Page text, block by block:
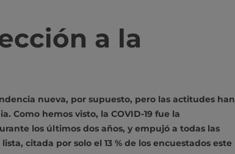
a la
nueva, por supuesto, pero las actitudes han
Como hemos visto, la COVID-19 fue la
los últimos dos años, y empujó a todas las
citada por solo el 13 % de los encuestados este